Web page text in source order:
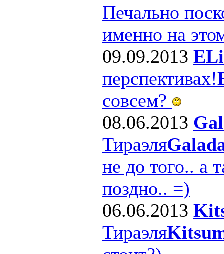
Печально
именно на
09.09.2013 ELi
перспективах!
совсем?
08.06.2013
Тираэля
не до того.. а
поздно.. =)
06.06.2013
Тираэля